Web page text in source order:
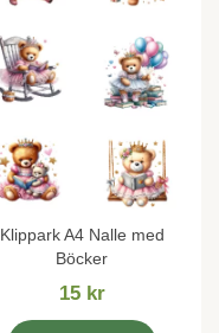
Klippark A4 Nalle med
Böcker
15 kr